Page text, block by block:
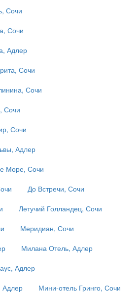
Сочи
Сочи
Адлер
Сочи
Сочи
Сочи
Сочи
Адлер
Море, Сочи
До Встречи, Сочи
Летучий Голландец, Сочи
Меридиан, Сочи
Милана Отель, Адлер
Адлер
Адлер
Мини-отель Гринго, Сочи